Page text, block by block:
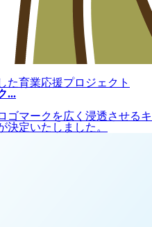
た育業応援プロジェクト
...
ゴマークを広く浸透させるキ
決定いたしました。